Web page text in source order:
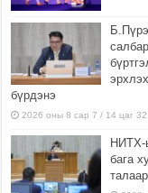
бүрдэнэ
2026 оны 8 сар 7 / 14 цаг 32
НИТХ-
бага